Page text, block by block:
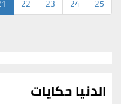
22 23 24 25
الدنيا حكايات